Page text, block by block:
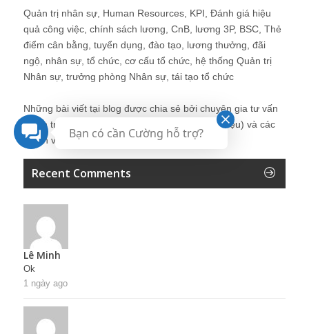
Quản trị nhân sự, Human Resources, KPI, Đánh giá hiệu
quả công việc, chính sách lương, CnB, lương 3P, BSC, Thẻ
điểm cân bằng, tuyển dụng, đào tạo, lương thưởng, đãi
ngộ, nhân sự, tổ chức, cơ cấu tổ chức, hệ thống Quản trị
Nhân sự, trưởng phòng Nhân sự, tái tạo tổ chức
Những bài viết tại blog được chia sẻ bởi chuyên gia tư vấn
Quản trị Nhân sự Nguyễn Hùng Cường (
giới thiệu) và các
thành viên khác trong cộng đồng Nhân sự.
Recent Comments
Lê Minh
Ok
1 ngày ago
Bạn có cần Cường hỗ trợ?